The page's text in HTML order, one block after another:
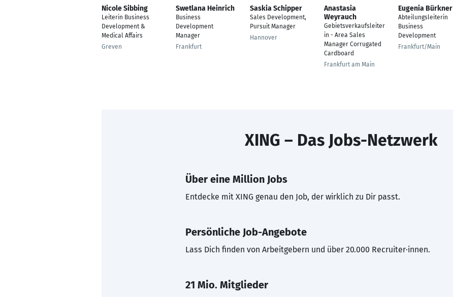
Nicole Sibbing
Leiterin Business
Development &
Medical Affairs
Greven
Swetlana Heinrich
Business
Development
Manager
Frankfurt
Saskia Schipper
Sales Development,
Pursuit Manager
Hannover
Anastasia
Weyrauch
Gebietsverkaufsleiter
in - Area Sales
Manager Corrugated
Cardboard
Frankfurt am Main
Eugenia Bürkner
Abteilungsleiterin
Business
Development
Frankfurt/Main
XING – Das Jobs-Netzwerk
Über eine Million Jobs
Entdecke mit XING genau den Job, der wirklich zu Dir passt.
Persönliche Job-Angebote
Lass Dich finden von Arbeitgebern und über 20.000 Recruiter·innen.
21 Mio. Mitglieder